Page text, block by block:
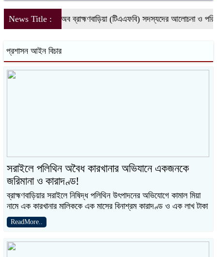
News Title :
এজেন্সি ফোরাম অব ব্রাহ্মণবাড়িয়া (টিএএফবি) সদস্যদের আলোচনা ও
প্রশাসন আইন বিচার
সরাইলে পলিথিন অবৈধ কারখানার অভিযানে একজনকে
জরিমানা ও কারাদণ্ড!
ব্রাহ্মণবাড়িয়ার সরাইলে নিষিদ্ধ পলিথিন উৎপাদনের অভিযোগে কামাল মিয়া
নামে এক কারখানার মালিককে এক মাসের বিনাশ্রম কারাদণ্ড ও এক লাখ টাকা
ReadMore..